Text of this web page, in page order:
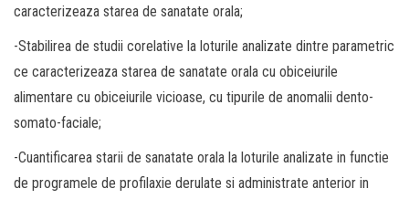
caracterizeaza starea de sanatate orala;
-Stabilirea de studii corelative la loturile analizate dintre parametric
ce caracterizeaza starea de sanatate orala cu obiceiurile
alimentare cu obiceiurile vicioase, cu tipurile de anomalii dento-
somato-faciale;
-Cuantificarea starii de sanatate orala la loturile analizate in functie
de programele de profilaxie derulate si administrate anterior in